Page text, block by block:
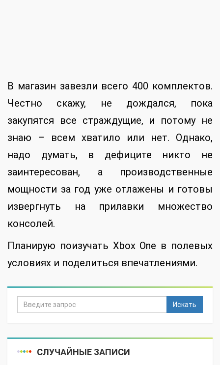
В магазин завезли всего 400 комплектов.
Честно скажу, не дождался, пока
закупятся все страждущие, и потому не
знаю – всем хватило или нет. Однако,
надо думать, в дефиците никто не
заинтересован, а производственные
мощности за год уже отлажены и готовы
извергнуть на прилавки множество
консолей.
Планирую поизучать Xbox One в полевых
условиях и поделиться впечатлениями.
Искать
СЛУЧАЙНЫЕ ЗАПИСИ